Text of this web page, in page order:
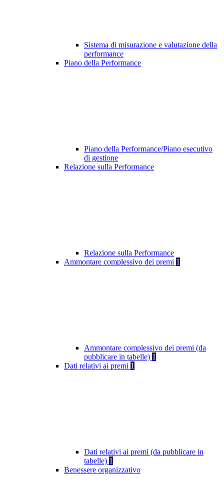
Sistema di misurazione e valutazione della
performance
Piano della Performance
Piano della Performance/Piano esecutivo
di gestione
Relazione sulla Performance
Relazione sulla Performance
Ammontare complessivo dei premi 1
Ammontare complessivo dei premi (da
pubblicare in tabelle) 1
Dati relativi ai premi 1
Dati relativi ai premi (da pubblicare in
tabelle) 1
Benessere organizzativo